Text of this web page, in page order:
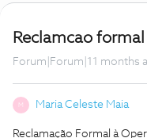
Reclamcao
Forum|Forum|11 months
M Maria Celeste Maia
Reclamação Formal à